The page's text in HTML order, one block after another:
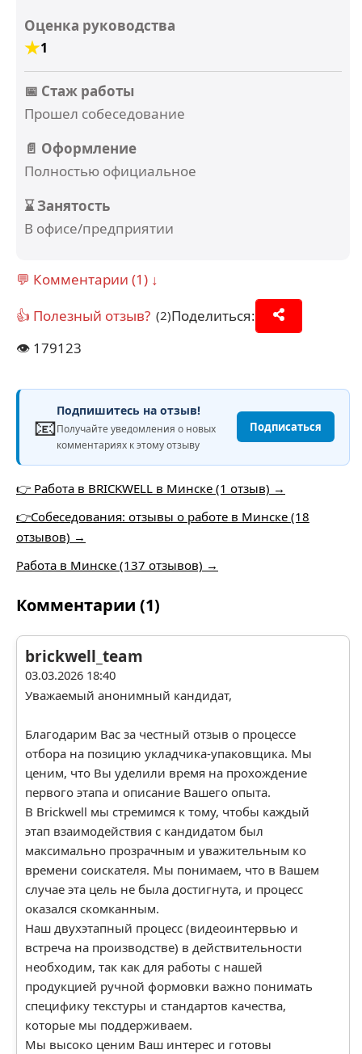
Оценка руководства
1
📅 Стаж работы
Прошел собеседование
📄 Оформление
Полностью официальное
⌛ Занятость
В офисе/предприятии
💬 Комментарии (1) ↓
👍 Полезный отзыв? (2)Поделиться:
👁️ 179123
📧
Подпишитесь на отзыв!
Получайте уведомления о новых
комментариях к этому отзыву
Подписаться
👉 Работа в BRICKWELL в Минске (1 отзыв) →
👉Собеседования: отзывы о работе в Минске (18
отзывов) →
Работа в Минске (137 отзывов) →
Комментарии (1)
brickwell_team
03.03.2026 18:40
Уважаемый анонимный кандидат,
Благодарим Вас за честный отзыв о процессе
отбора на позицию укладчика-упаковщика. Мы
ценим, что Вы уделили время на прохождение
первого этапа и описание Вашего опыта.
В Brickwell мы стремимся к тому, чтобы каждый
этап взаимодействия с кандидатом был
максимально прозрачным и уважительным ко
времени соискателя. Мы понимаем, что в Вашем
случае эта цель не была достигнута, и процесс
оказался скомканным.
Наш двухэтапный процесс (видеоинтервью и
встреча на производстве) в действительности
необходим, так как для работы с нашей
продукцией ручной формовки важно понимать
специфику текстуры и стандартов качества,
которые мы поддерживаем.
Мы высоко ценим Ваш интерес и готовы